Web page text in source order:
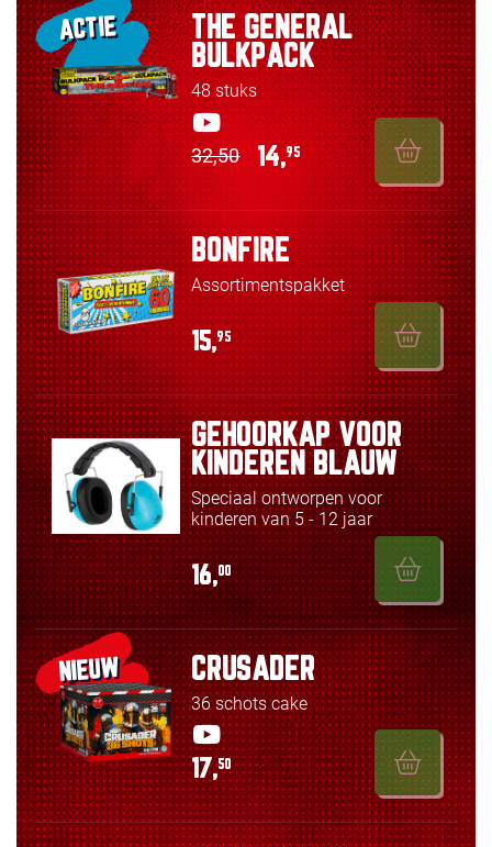
ACTIE
THE GENERAL
BULKPACK
48 stuks
32,50 14,95
BONFIRE
Assortimentspakket
15,95
GEHOORKAP VOOR
KINDEREN BLAUW
Speciaal ontworpen voor
kinderen van 5 - 12 jaar
16,00
NIEUW CRUSADER
36 schots cake
17,50